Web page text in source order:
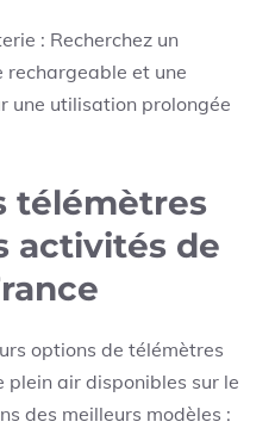
: Recherchez un
rechargeable et une
une utilisation prolongée
télémètres
activités de
options de télémètres
air disponibles sur le
des meilleurs modèles :